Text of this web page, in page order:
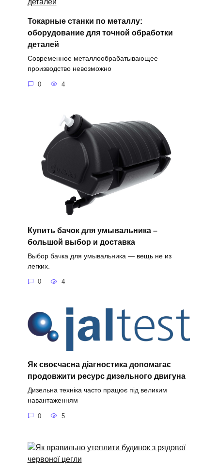
Токарные станки по металлу:
оборудование для точной обработки
деталей
Современное металлообрабатывающее
производство невозможно
0 4
Купить бачок для умывальника –
большой выбор и доставка
Выбор бачка для умывальника — вещь не из
легких.
0 4
Як своєчасна діагностика допомагає
продовжити ресурс дизельного двигуна
Дизельна техніка часто працює під великим
навантаженням
0 5